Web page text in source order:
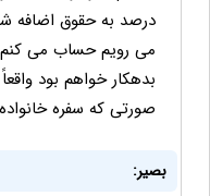
می رویم حساب می
بدهکار خواهم بود
صورتی که سفره
بصیر: